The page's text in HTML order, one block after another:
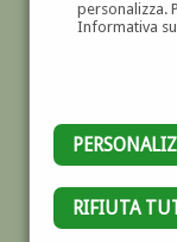
personalizza.
Informativa
RIFIUTA